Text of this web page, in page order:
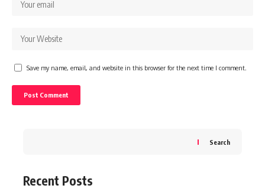
Save my name, email, and website in this browser for the next time I comment.
Search
Recent Posts